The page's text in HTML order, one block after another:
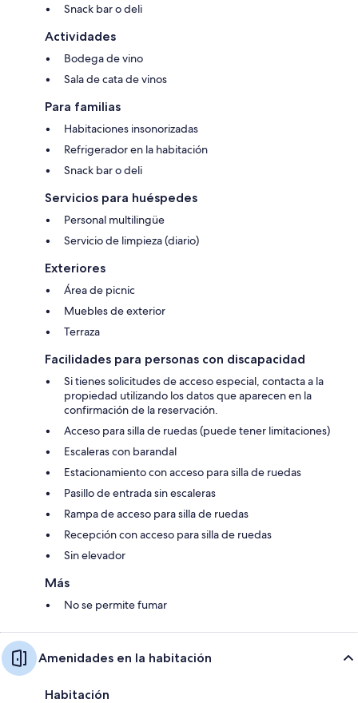
Snack bar o deli
Actividades
Bodega de vino
Sala de cata de vinos
Para familias
Habitaciones insonorizadas
Refrigerador en la habitación
Snack bar o deli
Servicios para huéspedes
Personal multilingüe
Servicio de limpieza (diario)
Exteriores
Área de picnic
Muebles de exterior
Terraza
Facilidades para personas con discapacidad
Si tienes solicitudes de acceso especial, contacta a la
propiedad utilizando los datos que aparecen en la
confirmación de la reservación.
Acceso para silla de ruedas (puede tener limitaciones)
Escaleras con barandal
Estacionamiento con acceso para silla de ruedas
Pasillo de entrada sin escaleras
Rampa de acceso para silla de ruedas
Recepción con acceso para silla de ruedas
Sin elevador
Más
No se permite fumar
Amenidades en la habitación
Habitación